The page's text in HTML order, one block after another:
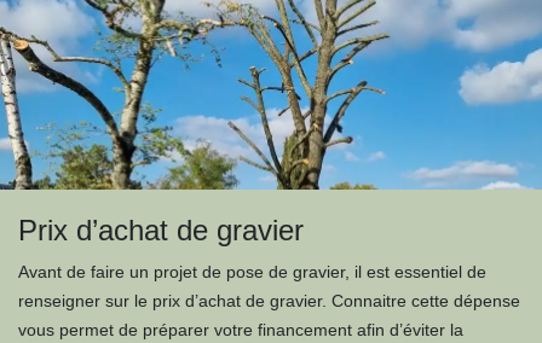
Prix d’achat de gravier
Avant de faire un projet de pose de gravier, il est essentiel de
renseigner sur le prix d’achat de gravier. Connaitre cette dépense
vous permet de préparer votre financement afin d’éviter la